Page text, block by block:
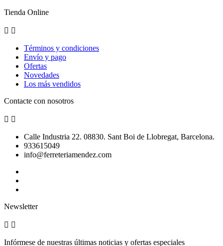
Tienda Online
 
Términos y condiciones
Envío y pago
Ofertas
Novedades
Los más vendidos
Contacte con nosotros
 
Calle Industria 22. 08830. Sant Boi de Llobregat, Barcelona.
933615049
info@ferreteriamendez.com
Newsletter
 
Infórmese de nuestras últimas noticias y ofertas especiales